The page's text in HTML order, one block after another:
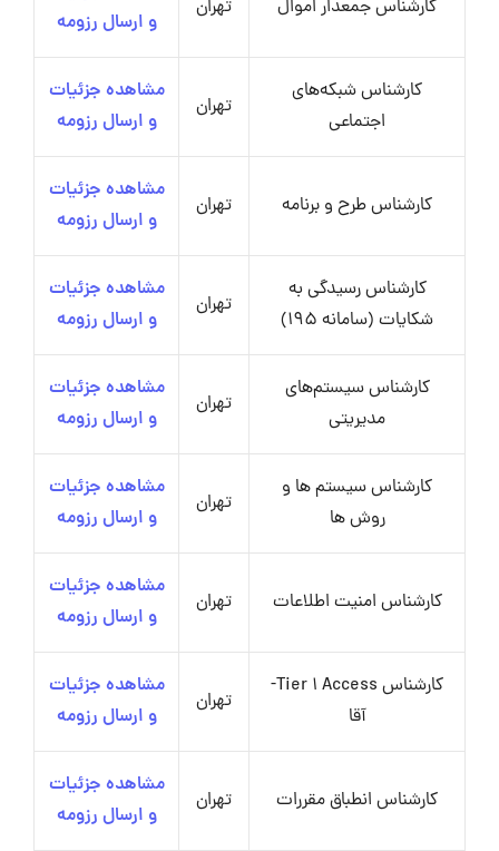
کارشناس جمعدار اموال تهران
و ارسال رزومه
کارشناس شبکه‌های
اجتماعی
تهران
مشاهده جزئیات
و ارسال رزومه
کارشناس طرح و برنامه تهران
مشاهده جزئیات
و ارسال رزومه
کارشناس رسیدگی به
شکایات (سامانه 195)
تهران
مشاهده جزئیات
و ارسال رزومه
کارشناس سیستم‌های
مدیریتی
تهران
مشاهده جزئیات
و ارسال رزومه
کارشناس سیستم ها و
روش ها
تهران
مشاهده جزئیات
و ارسال رزومه
کارشناس امنیت اطلاعات تهران
مشاهده جزئیات
و ارسال رزومه
کارشناس Tier 1 Access-
آقا
تهران
مشاهده جزئیات
و ارسال رزومه
کارشناس انطباق مقررات تهران
مشاهده جزئیات
و ارسال رزومه